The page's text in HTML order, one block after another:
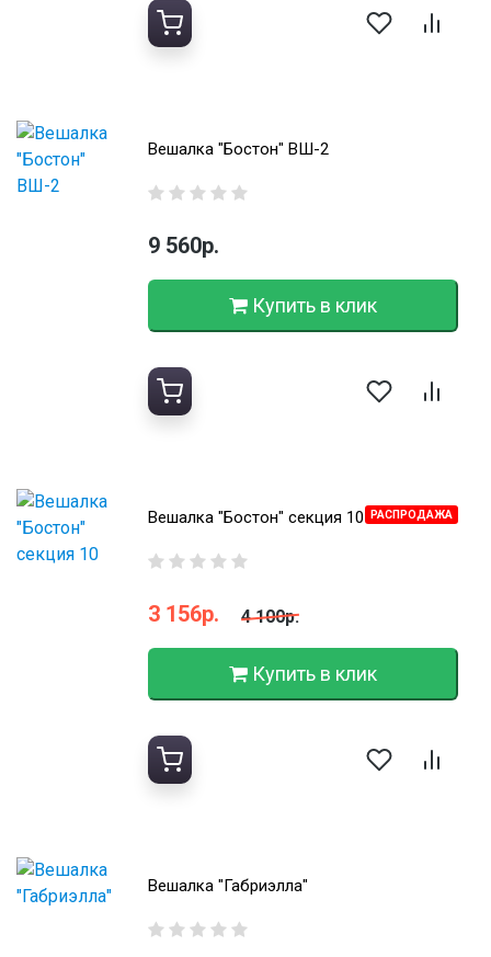
Вешалка "Бостон" ВШ-2
9 560р.
Купить в клик
РАСПРОДАЖА
Вешалка "Бостон" секция 10
3 156р. 4 100р.
Купить в клик
Вешалка "Габриэлла"